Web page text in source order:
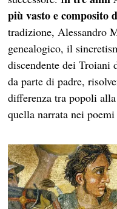
più vasto e composito
tradizione, Alessandro
genealogico, il
discendente dei Troiani
da parte di padre,
differenza tra popoli
quella narrata nei